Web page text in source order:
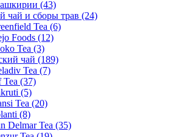
(43)
чай и сборы трав (24)
Tea (6)
Foods (12)
Tea (3)
чай (189)
Tea (7)
Tea (37)
(5)
Tea (20)
(8)
Delmar Tea (35)